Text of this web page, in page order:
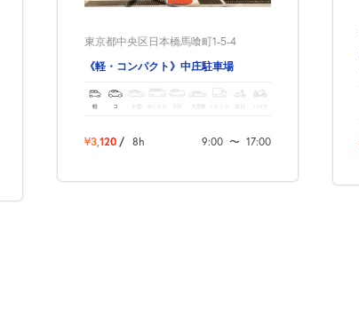
東京都中央区日本橋馬喰町1-5-4
《軽・コンパクト》中庄駐車場
軽 コ 中型 ボックス SUV 大型車 トラック バイク
¥3,120 / 8h 9:00 〜 17:00